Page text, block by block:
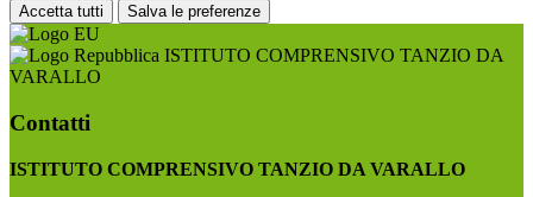
Accetta tutti Salva le preferenze
ISTITUTO COMPRENSIVO TANZIO DA
VARALLO
Contatti
ISTITUTO COMPRENSIVO TANZIO DA VARALLO